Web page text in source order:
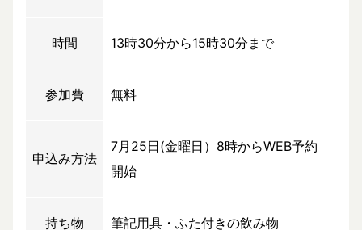
時間 13時30分から15時30分まで
参加費 無料
申込み方法
7月25日(金曜日）8時からWEB予約
開始
持ち物 筆記用具・ふた付きの飲み物